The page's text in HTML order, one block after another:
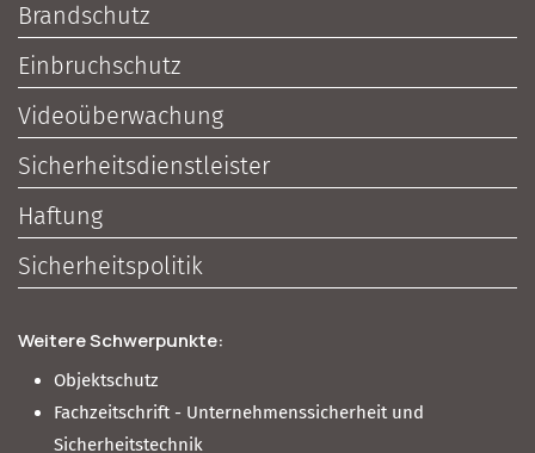
Brandschutz
Einbruchschutz
Videoüberwachung
Sicherheitsdienstleister
Haftung
Sicherheitspolitik
Weitere Schwerpunkte:
Objektschutz
Fachzeitschrift - Unternehmenssicherheit und
Sicherheitstechnik